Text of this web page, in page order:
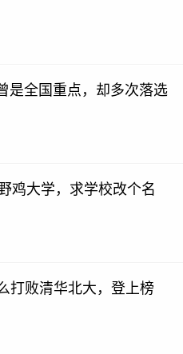
是全国重点，却多次落选
鸡大学，求学校改个名
打败清华北大，登上榜